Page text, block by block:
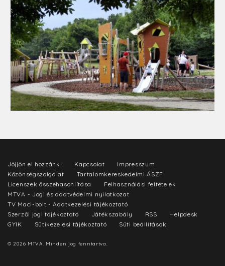
Jöjjön el hozzánk! Kapcsolat
Impresszum
Közönségszolgálat
Tartalomkereskedelmi ÁSZF
Licenszek összehasonlítása
Felhasználási feltételek
MTVA - Jogi és adatvédelmi nyilatkozat
TV Maci-bolt - Adatkezelési tájékoztató
Szerzői jogi tájékoztató
Játékszabály RSS
Helpdesk
GYIK
Sütikezelési tájékoztató Süti beállítások
© 2026 MTVA. Minden jog fenntartva.